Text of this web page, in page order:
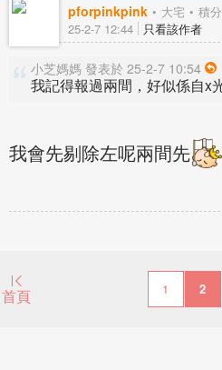
pforpinkpink 大宅 積
25-2-7 12:44 只看該作者
小芝媽媽 發表於 25-2-7 10:54
我記得報過兩間，好似係自x
我會先剔除左呢兩間先
首頁 1 2